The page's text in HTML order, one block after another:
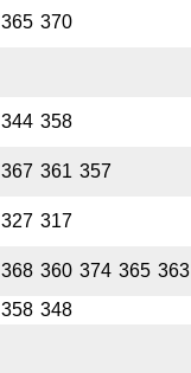
365 370
344 358
367 361 357
327 317
368 360 374 365 363
358 348